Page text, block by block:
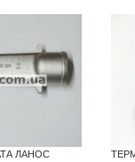
ЛАНОС